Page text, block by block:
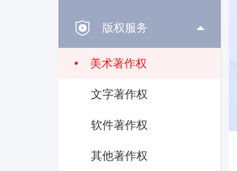
版权服务
美术著作权
文字著作权
软件著作权
其他著作权